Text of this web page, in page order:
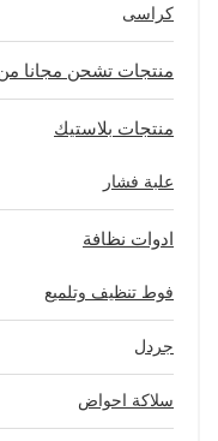
كراسى
منتجات تشحن مجانا من
منتجات بلاستيك
علبة فشار
ادوات نظافة
فوط تنظيف وتلميع
جردل
سلاكة احواض